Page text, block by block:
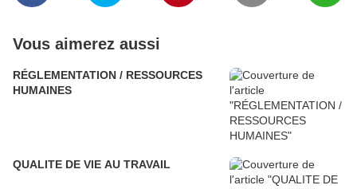
Vous aimerez aussi
RÉGLEMENTATION / RESSOURCES
HUMAINES
QUALITE DE VIE AU TRAVAIL